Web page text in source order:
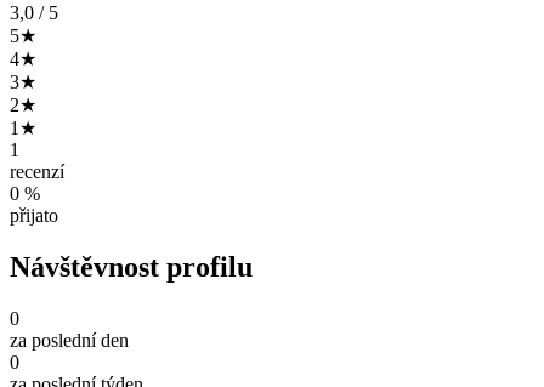
3,0 / 5
5★
4★
3★
2★
1★
1
recenzí
0 %
přijato
Návštěvnost profilu
0
za poslední den
0